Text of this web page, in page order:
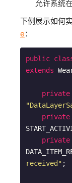
允许系统
下例展示如何
e：
public
extends
private
private
private
received" ;